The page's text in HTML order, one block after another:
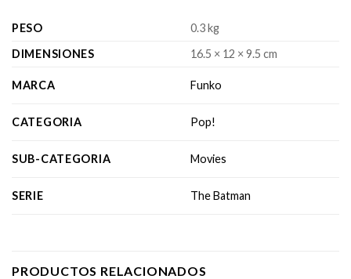
PESO
0.3 kg
DIMENSIONES
16.5 × 12 × 9.5 cm
MARCA Funko
CATEGORIA Pop!
SUB-CATEGORIA Movies
SERIE The Batman
PRODUCTOS RELACIONADOS